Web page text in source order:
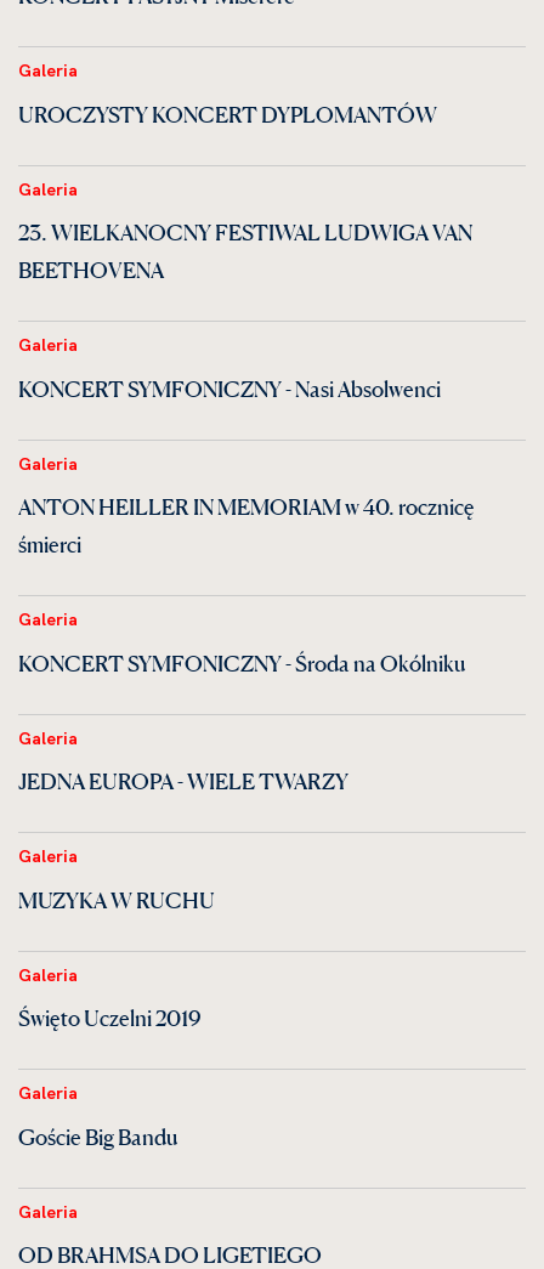
Galeria
UROCZYSTY KONCERT DYPLOMANTÓW
Galeria
23. WIELKANOCNY FESTIWAL LUDWIGA VAN
BEETHOVENA
Galeria
KONCERT SYMFONICZNY - Nasi Absolwenci
Galeria
ANTON HEILLER IN MEMORIAM w 40. rocznicę
śmierci
Galeria
KONCERT SYMFONICZNY - Środa na Okólniku
Galeria
JEDNA EUROPA - WIELE TWARZY
Galeria
MUZYKA W RUCHU
Galeria
Święto Uczelni 2019
Galeria
Goście Big Bandu
Galeria
OD BRAHMSA DO LIGETIEGO